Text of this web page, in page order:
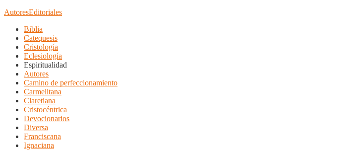
AutoresEditoriales
Biblia
Catequesis
Cristología
Eclesiología
Espiritualidad
Autores
Camino de perfeccionamiento
Carmelitana
Claretiana
Cristocéntrica
Devocionarios
Diversa
Franciscana
Ignaciana